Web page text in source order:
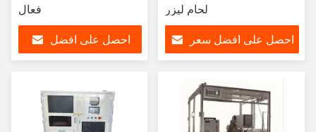
فعال
احصل على افضل
لحام ليزر
احصل على افضل سعر